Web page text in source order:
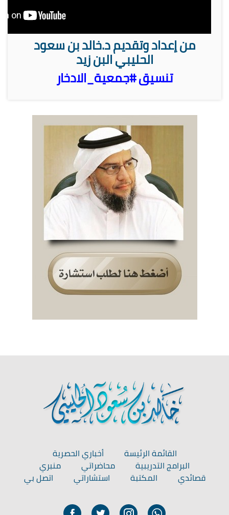
من إعداد وتقديم د.خالد بن سعود
الحليبي البن زيد
تنسيق #جمعية_الادخار
القائمة الرئيسة
أخباري الحصرية
البرامج التدريبية
محاضراتي
منبري
قصائدي
المكتبة استشاراتي اتصل بي